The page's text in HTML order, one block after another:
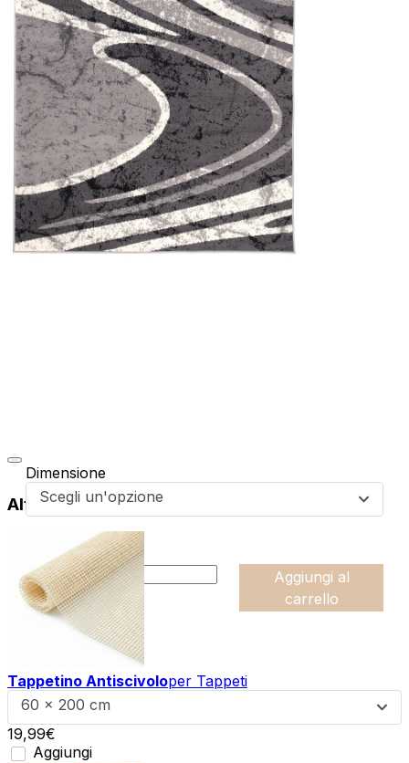
Dimensione
Scegli un'opzione
49,99€
:product_name quantity
-
+
Aggiungi al
carrello
Altri prodotti di questa collezione
Tappetino Antiscivoloper Tappeti
60 x 200 cm
19,99€
Aggiungi